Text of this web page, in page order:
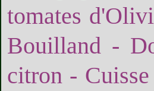
tomates
Bouilland -
citron -